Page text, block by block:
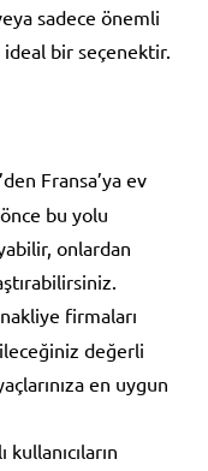
sadece önemli
ideal bir seçenektir.
Fransa’ya ev
bu yolu
onlardan
firmaları
değerli
en uygun
kullanıcıların